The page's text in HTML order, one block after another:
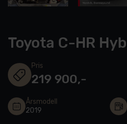
Toyota C-HR
Pris
219 900,-
Årsmodell
2019